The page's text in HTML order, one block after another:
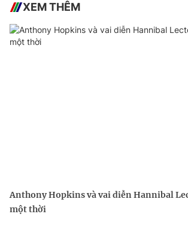
XEM THÊM
Anthony Hopkins và vai diễn Hannibal
một thời